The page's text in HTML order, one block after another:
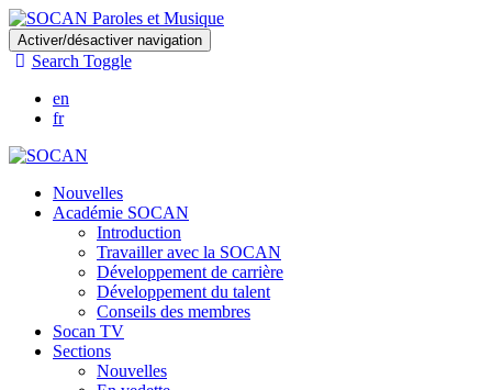
Skip
to
main
content
Activer/désactiver navigation
Search Toggle
en
fr
Nouvelles
Académie SOCAN
Introduction
Travailler avec la SOCAN
Développement de carrière
Développement du talent
Conseils des membres
Socan TV
Sections
Nouvelles